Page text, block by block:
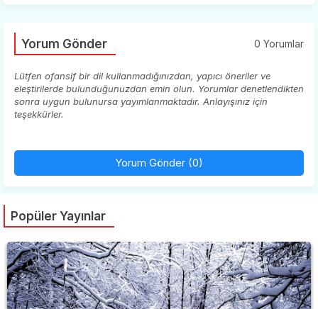
Yorum Gönder 0 Yorumlar
Lütfen ofansif bir dil kullanmadığınızdan, yapıcı öneriler ve
eleştirilerde bulunduğunuzdan emin olun. Yorumlar denetlendikten
sonra uygun bulunursa yayımlanmaktadır. Anlayışınız için
teşekkürler.
Yorum Gönder (0)
Popüler Yayınlar